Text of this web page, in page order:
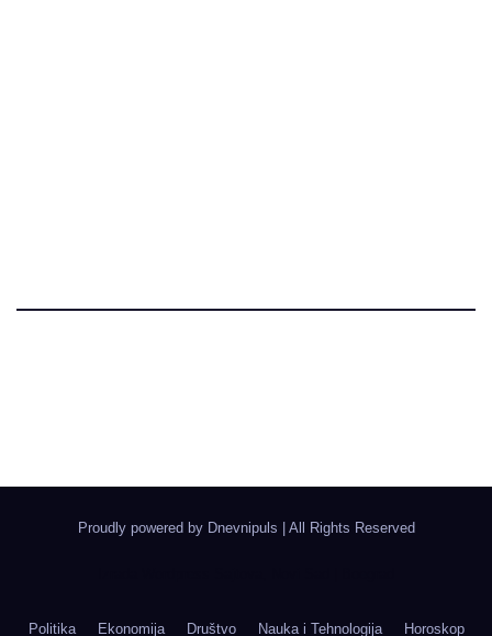
Proudly powered by Dnevnipuls All Rights Reserved
Politika Ekonomija Društvo Nauka i Tehnologija Horoskop